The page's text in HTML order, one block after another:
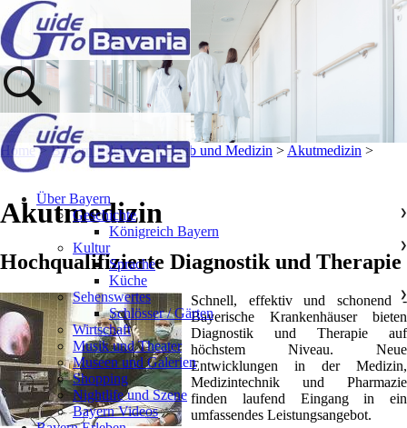
Home>Bayern Erleben>Urlaub und Medizin > Akutmedizin >
Akutmedizin
Hochqualifizierte Diagnostik und Therapie
Schnell, effektiv und schonend -
Bayerische Krankenhäuser bieten
Diagnostik und Therapie auf
höchstem Niveau. Neue
Entwicklungen in der Medizin,
Medizintechnik und Pharmazie
finden laufend Eingang in ein
umfassendes Leistungsangebot.
Über Bayern
Geschichte
❯
Königreich Bayern
Kultur
❯
Sprache
Küche
Sehenswertes
❯
Schlösser / Gärten
Wirtschaft
Musik und Theater
Museen und Galerien
Shopping
Nightlife und Szene
Bayern Videos